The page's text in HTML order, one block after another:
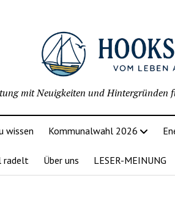
mit Neuigkeiten und Hintergründen
wissen Kommunalwahl 2026
radelt Über uns LESER-MEINUNG